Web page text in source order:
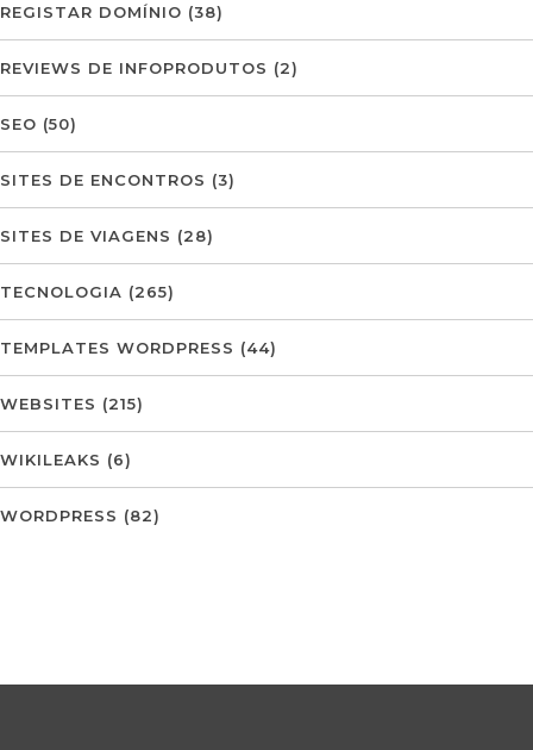
REGISTAR DOMÍNIO (38)
REVIEWS DE INFOPRODUTOS (2)
SEO (50)
SITES DE ENCONTROS (3)
SITES DE VIAGENS (28)
TECNOLOGIA (265)
TEMPLATES WORDPRESS (44)
WEBSITES (215)
WIKILEAKS (6)
WORDPRESS (82)